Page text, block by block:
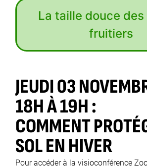
La taille douce
fruitiers
JEUDI 03
18H À 19H :
COMMENT
SOL EN HIVER
Pour accéder à la visioconférence